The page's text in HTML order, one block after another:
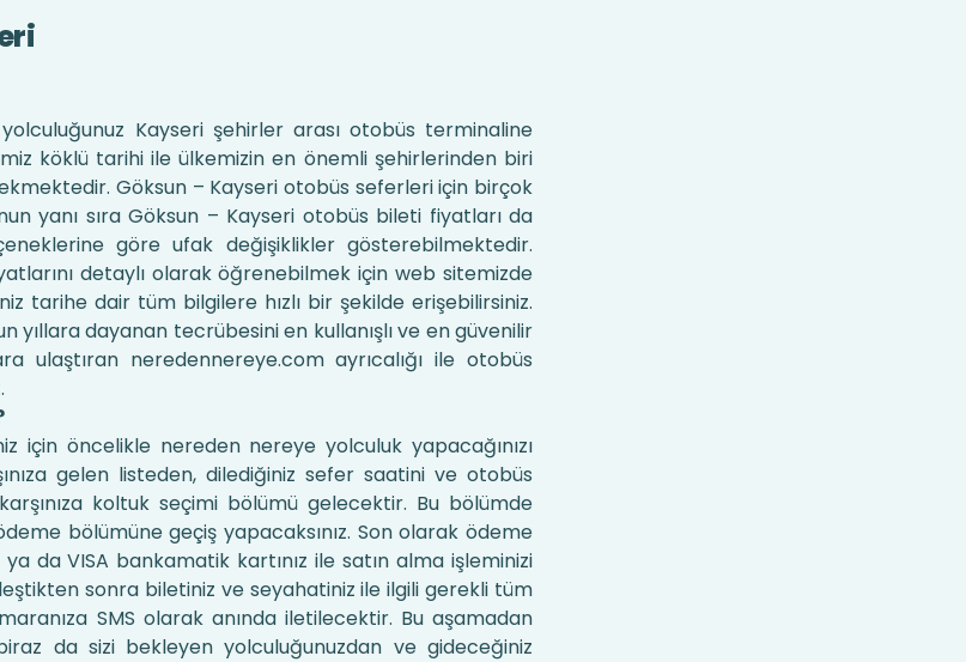
Kayseri şehirler arası otobüs terminaline
köklü tarihi ile ülkemizin en önemli şehirlerinden biri
Göksun – Kayseri otobüs seferleri için birçok
yanı sıra Göksun – Kayseri otobüs bileti fiyatları da
göre ufak değişiklikler gösterebilmektedir.
detaylı olarak öğrenebilmek için web sitemizde
tarihe dair tüm bilgilere hızlı bir şekilde erişebilirsiniz.
yıllara dayanan tecrübesini en kullanışlı ve en güvenilir
ulaştıran neredennereye.com ayrıcalığı ile otobüs
için öncelikle nereden nereye yolculuk yapacağınızı
gelen listeden, dilediğiniz sefer saatini ve otobüs
koltuk seçimi bölümü gelecektir. Bu bölümde
bölümüne geçiş yapacaksınız. Son olarak ödeme
da VISA bankamatik kartınız ile satın alma işleminizi
sonra biletiniz ve seyahatiniz ile ilgili gerekli tüm
SMS olarak anında iletilecektir. Bu aşamadan
da sizi bekleyen yolculuğunuzdan ve gideceğiniz